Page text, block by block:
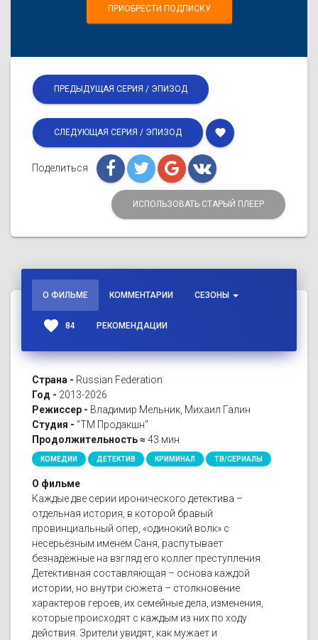
ПРИОБРЕСТИ ПОДПИСКУ
ПРЕДЫДУЩАЯ СЕРИЯ / ЭПИЗОД
СЛЕДУЮЩАЯ СЕРИЯ / ЭПИЗОД favorite
Поделиться
ИСПОЛЬЗОВАТЬ СТАРЫЙ ПЛЕЕР
О ФИЛЬМЕ КОММЕНТАРИИ СЕЗОНЫ
favorite 84 РЕКОМЕНДАЦИИ
Страна - Russian Federation
Год - 2013-2026
Режиссер - Владимир Мельник, Михаил Галин
Студия - "ТМ Продакшн"
Продолжительность ≈ 43 мин
КОМЕДИИ ДЕТЕКТИВ КРИМИНАЛ ТВ/СЕРИАЛЫ
О фильме
Каждые две серии иронического детектива –
отдельная история, в которой бравый
провинциальный опер, «одинокий волк» с
несерьёзным именем Саня, распутывает
безнадёжные на взгляд его коллег преступления.
Детективная составляющая – основа каждой
истории, но внутри сюжета – столкновение
характеров героев, их семейные дела, изменения,
которые происходят с каждым из них по ходу
действия. Зрители увидят, как мужает и